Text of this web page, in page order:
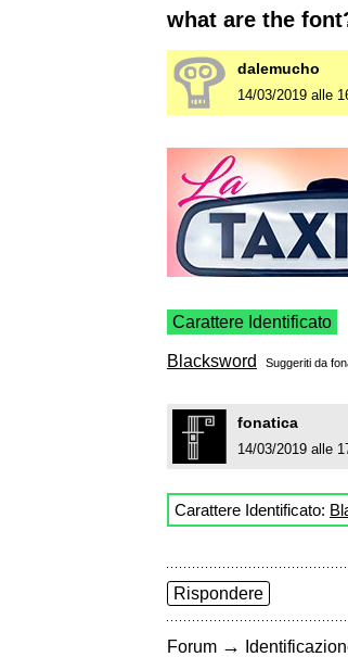
what are the
dalemucho
14/03/2019 alle
Carattere Identificato
Blacksword Suggeriti da
fonatica
14/03/2019 alle
Carattere Identificato:
Rispondere
Forum →